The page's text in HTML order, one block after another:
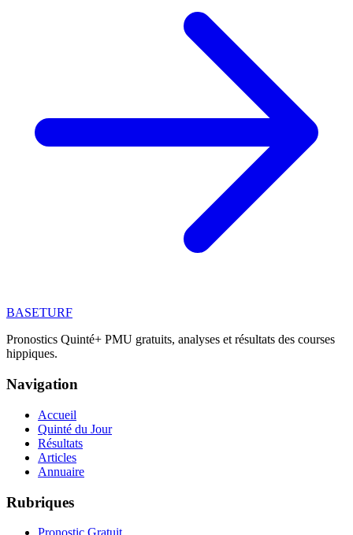
BASETURF
Pronostics Quinté+ PMU gratuits, analyses et résultats des courses
hippiques.
Navigation
Accueil
Quinté du Jour
Résultats
Articles
Annuaire
Rubriques